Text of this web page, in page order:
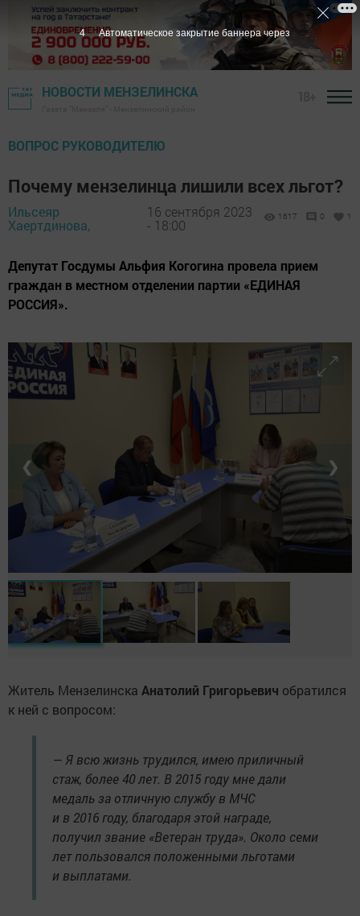
НОВОСТИ МЕНЗЕЛИНСКА
ВОПРОС РУКОВОДИТЕЛЮ
Почему мензелинца лишили всех льгот?
Ильсеяр
Хаертдинова,
16 сентября 2023
- 18:00
1617 0 1
Депутат Госдумы Альфия Когогина провела прием
граждан в местном отделении партии «ЕДИНАЯ
РОССИЯ».
❮ ❯
Житель Мензелинска Анатолий Григорьевич обратился
к ней с вопросом:
— Я всю жизнь трудился, имею приличный
стаж, более 40 лет. В 2015 году мне дали
медаль за отличную службу в МЧС
и в 2016 году, благодаря этой награде,
получил звание «Ветеран труда». Около семи
лет пользовался положенными льготами
и выплатами.
3 Автоматическое закрытие баннера через